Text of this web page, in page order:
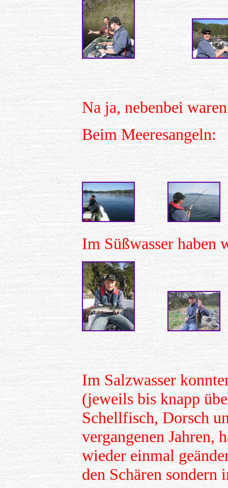
Na ja, nebenbei
Beim Meeresangeln:
Im Süßwasser haben
Im Salzwasser
(jeweils bis knapp
Schellfisch, Dorsch
vergangenen Jahren,
wieder einmal
den Schären sondern